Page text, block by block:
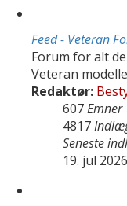
Feed - Veteran
Forum for alt
Veteran
Redaktør:
607Emner
4817
Seneste
19. jul